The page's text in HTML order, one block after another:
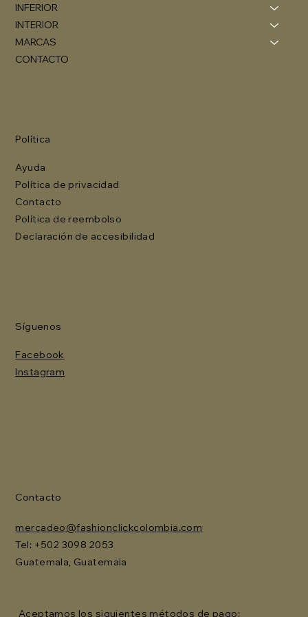
INFERIOR
INTERIOR
MARCAS
CONTACTO
Política
Ayuda
Política de privacidad
Contacto
Política de reembolso
Declaración de accesibilidad
Síguenos
Facebook
Instagram
Contacto
mercadeo@fashionclickcolombia.com
Tel: ‪+502 3098 2053‬
Guatemala, Guatemala
Aceptamos los siguientes métodos de pago: